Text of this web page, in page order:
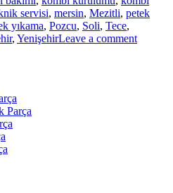
servisi, mersin, Mezitli, petek
yıkama, Pozcu, Soli, Tece,
, YenişehirLeave a comment
Parça